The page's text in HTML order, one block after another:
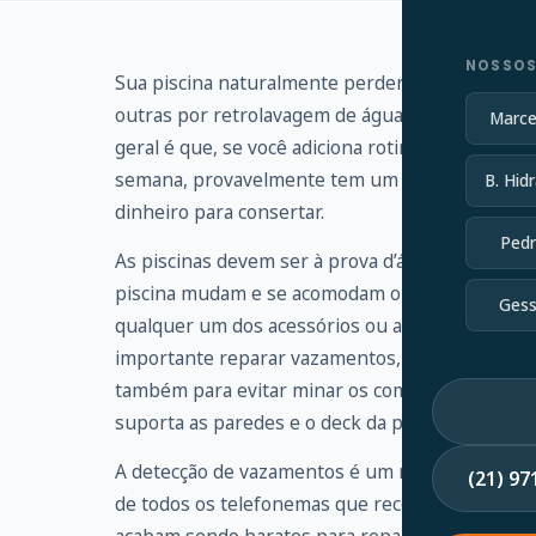
B.
(21)
Sua piscina naturalmente perderá um pouco
outras por retrolavagem de águas residuais.
geral é que, se você adiciona rotineiramente
semana, provavelmente tem um vazamento
dinheiro para consertar.
As piscinas devem ser à prova d’água, mas os
piscina mudam e se acomodam ou
qualquer um dos acessórios ou acessórios,
importante reparar vazamentos, não apenas
também para evitar minar os componentes
suporta as paredes e o deck da piscina.
A detecção de vazamentos é um ramo
de todos os telefonemas que recebo de